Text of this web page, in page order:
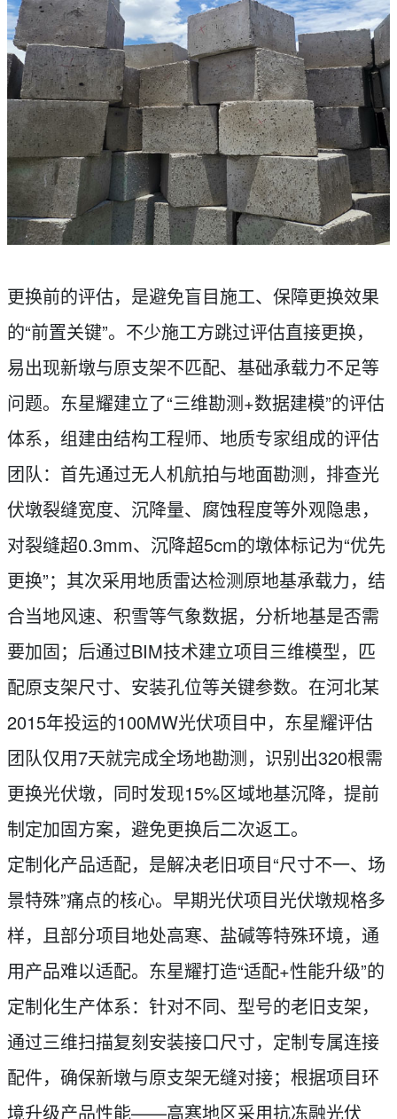
更换前的评估，是避免盲目施工、保障更换效果
的“前置关键”。不少施工方跳过评估直接更换，
易出现新墩与原支架不匹配、基础承载力不足等
问题。东星耀建立了“三维勘测+数据建模”的评估
体系，组建由结构工程师、地质专家组成的评估
团队：首先通过无人机航拍与地面勘测，排查光
伏墩裂缝宽度、沉降量、腐蚀程度等外观隐患，
对裂缝超0.3mm、沉降超5cm的墩体标记为“优先
更换”；其次采用地质雷达检测原地基承载力，结
合当地风速、积雪等气象数据，分析地基是否需
要加固；后通过BIM技术建立项目三维模型，匹
配原支架尺寸、安装孔位等关键参数。在河北某
2015年投运的100MW光伏项目中，东星耀评估
团队仅用7天就完成全场地勘测，识别出320根需
更换光伏墩，同时发现15%区域地基沉降，提前
制定加固方案，避免更换后二次返工。
定制化产品适配，是解决老旧项目“尺寸不一、场
景特殊”痛点的核心。早期光伏项目光伏墩规格多
样，且部分项目地处高寒、盐碱等特殊环境，通
用产品难以适配。东星耀打造“适配+性能升级”的
定制化生产体系：针对不同、型号的老旧支架，
通过三维扫描复刻安装接口尺寸，定制专属连接
配件，确保新墩与原支架无缝对接；根据项目环
境升级产品性能——高寒地区采用抗冻融光伏